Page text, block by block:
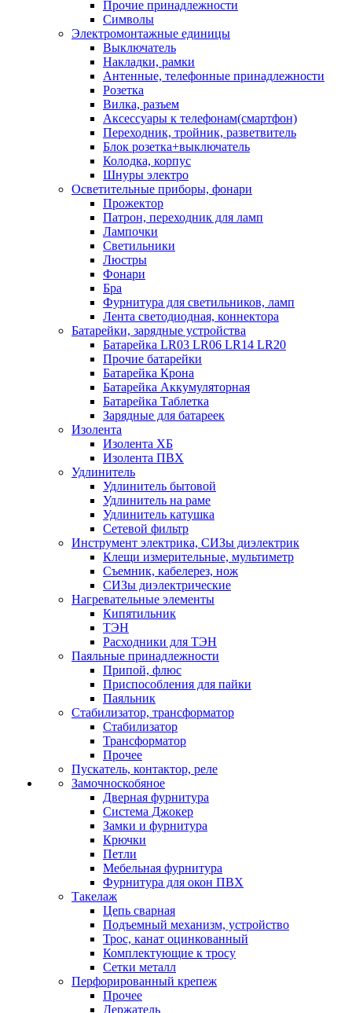
Прочие принадлежности
Символы
Электромонтажные единицы
Выключатель
Накладки, рамки
Антенные, телефонные принадлежности
Розетка
Вилка, разъем
Аксессуары к телефонам(смартфон)
Переходник, тройник, разветвитель
Блок розетка+выключатель
Колодка, корпус
Шнуры электро
Осветительные приборы, фонари
Прожектор
Патрон, переходник для ламп
Лампочки
Светильники
Люстры
Фонари
Бра
Фурнитура для светильников, ламп
Лента светодиодная, коннектора
Батарейки, зарядные устройства
Батарейка LR03 LR06 LR14 LR20
Прочие батарейки
Батарейка Крона
Батарейка Аккумуляторная
Батарейка Таблетка
Зарядные для батареек
Изолента
Изолента ХБ
Изолента ПВХ
Удлинитель
Удлинитель бытовой
Удлинитель на раме
Удлинитель катушка
Сетевой фильтр
Инструмент электрика, СИЗы диэлектрик
Клещи измерительные, мультиметр
Съемник, кабелерез, нож
СИЗы диэлектрические
Нагревательные элементы
Кипятильник
ТЭН
Расходники для ТЭН
Паяльные принадлежности
Припой, флюс
Приспособления для пайки
Паяльник
Стабилизатор, трансформатор
Стабилизатор
Трансформатор
Прочее
Пускатель, контактор, реле
Замочноскобяное
Дверная фурнитура
Система Джокер
Замки и фурнитура
Крючки
Петли
Мебельная фурнитура
Фурнитура для окон ПВХ
Такелаж
Цепь сварная
Подъемный механизм, устройство
Трос, канат оцинкованный
Комплектующие к тросу
Сетки металл
Перфорированный крепеж
Прочее
Держатель